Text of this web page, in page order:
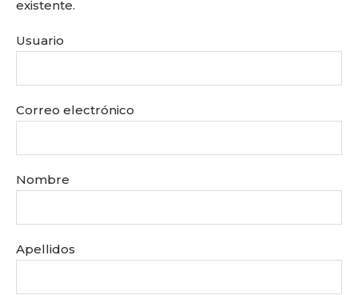
existente.
Usuario
Correo electrónico
Nombre
Apellidos